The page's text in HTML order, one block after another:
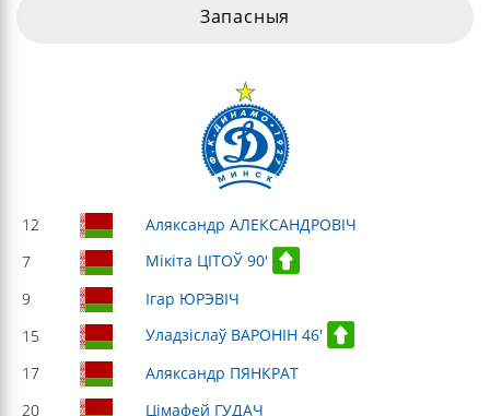
Запасныя
12
Аляксандр АЛЕКСАНДРОВІЧ
7
Мікіта ЦІТОЎ 90'
9
Ігар ЮРЭВІЧ
15
Уладзіслаў ВАРОНІН 46'
17
Аляксандр ПЯНКРАТ
20
Цімафей ГУДАЧ